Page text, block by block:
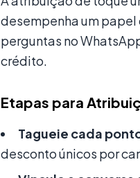
desempenha um papel
perguntas no
crédito.
Etapas para
Tagueie cada
desconto únicos por